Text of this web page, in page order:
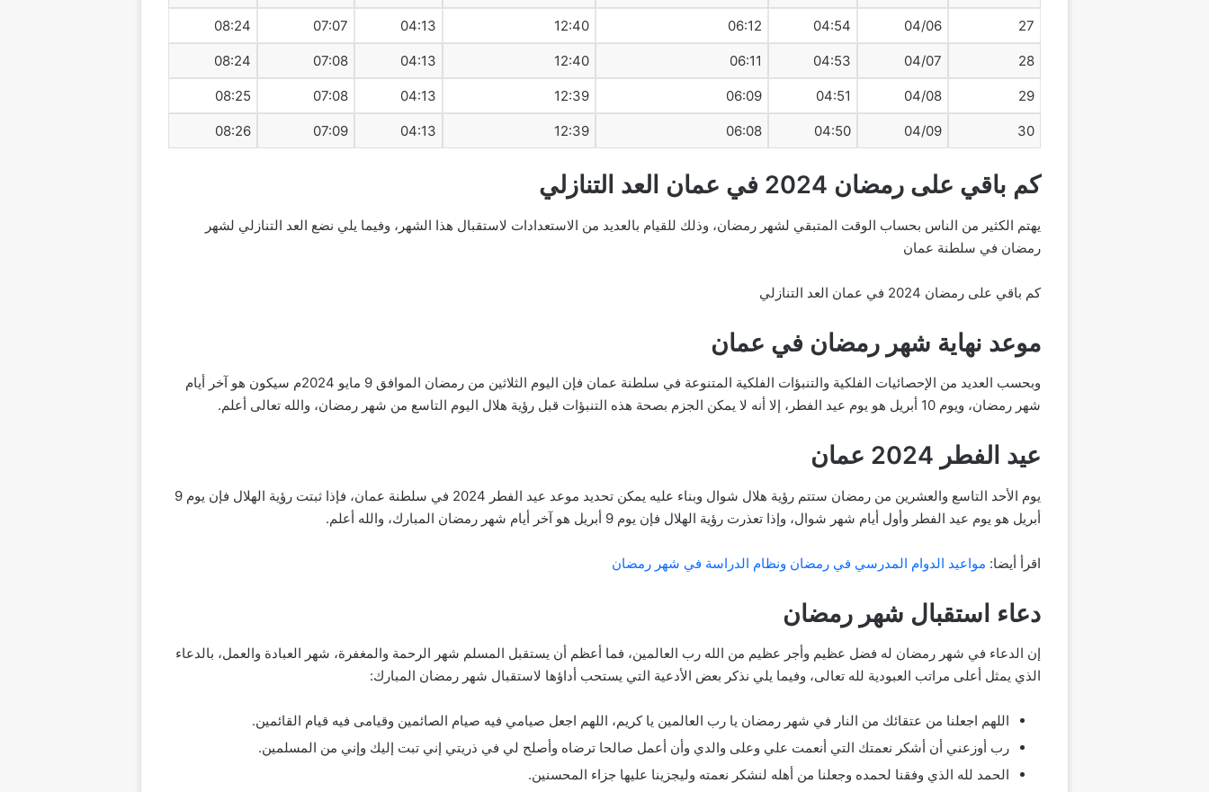
27
04/06
04:54
06:12
12:40
04:13
07:07
08:24
28
04/07
04:53
06:11
12:40
04:13
07:08
08:24
29
04/08
04:51
06:09
12:39
04:13
07:08
08:25
30
04/09
04:50
06:08
12:39
04:13
07:09
08:26
كم باقي على رمضان 2024 في عمان العد التنازلي
يهتم الكثير من الناس بحساب الوقت المتبقي لشهر رمضان، وذلك للقيام بالعديد من الاستعدادات لاستقبال هذا الشهر، وفيما يلي نضع العد التنازلي لشهر
رمضان في سلطنة عمان
كم باقي على رمضان 2024 في عمان العد التنازلي
موعد نهاية شهر رمضان في عمان
وبحسب العديد من الإحصائيات الفلكية والتنبؤات الفلكية المتنوعة في سلطنة عمان فإن اليوم الثلاثين من رمضان الموافق 9 مايو 2024م سيكون هو آخر أيام
شهر رمضان، ويوم 10 أبريل هو يوم عيد الفطر، إلا أنه لا يمكن الجزم بصحة هذه التنبؤات قبل رؤية هلال اليوم التاسع من شهر رمضان، والله تعالى أعلم.
عيد الفطر 2024 عمان
يوم الأحد التاسع والعشرين من رمضان ستتم رؤية هلال شوال وبناء عليه يمكن تحديد موعد عيد الفطر 2024 في سلطنة عمان، فإذا ثبتت رؤية الهلال فإن يوم 9
أبريل هو يوم عيد الفطر وأول أيام شهر شوال، وإذا تعذرت رؤية الهلال فإن يوم 9 أبريل هو آخر أيام شهر رمضان المبارك، والله أعلم.
اقرأ أيضا: مواعيد الدوام المدرسي في رمضان ونظام الدراسة في شهر رمضان
دعاء استقبال شهر رمضان
إن الدعاء في شهر رمضان له فضل عظيم وأجر عظيم من الله رب العالمين، فما أعظم أن يستقبل المسلم شهر الرحمة والمغفرة، شهر العبادة والعمل، بالدعاء
الذي يمثل أعلى مراتب العبودية لله تعالى، وفيما يلي نذكر بعض الأدعية التي يستحب أداؤها لاستقبال شهر رمضان المبارك:
اللهم اجعلنا من عتقائك من النار في شهر رمضان يا رب العالمين يا كريم، اللهم اجعل صيامي فيه صيام الصائمين وقيامى فيه قيام القائمين.
رب أوزعني أن أشكر نعمتك التي أنعمت علي وعلى والدي وأن أعمل صالحا ترضاه وأصلح لي في ذريتي إني تبت إليك وإني من المسلمين.
الحمد لله الذي وفقنا لحمده وجعلنا من أهله لنشكر نعمته وليجزينا عليها جزاء المحسنين.